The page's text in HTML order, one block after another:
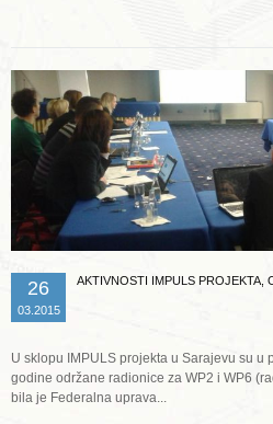
26
03.2015
AKTIVNOSTI IMPULS PROJEKTA,
U sklopu IMPULS projekta u Sarajevu su u
godine održane radionice za WP2 i WP6
bila je Federalna uprava...